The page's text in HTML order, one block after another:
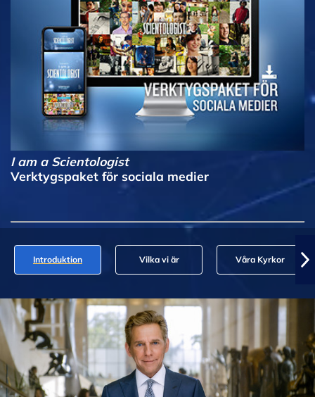
I am a Scientologist
Verktygspaket för sociala medier
Introduktion Vilka vi är Våra Kyrkor